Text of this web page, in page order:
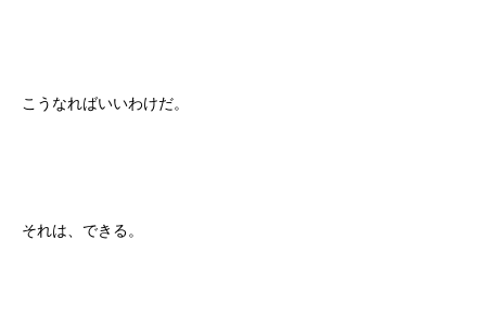
こうなればいいわけだ。
それは、できる。